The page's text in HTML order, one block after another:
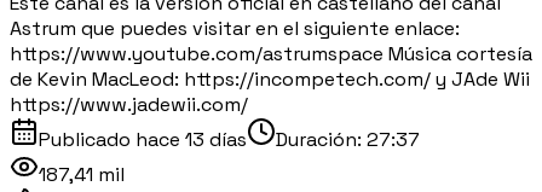
Astrum que puedes visitar en el siguiente enlace:
https://www.youtube.com/astrumspace Música cortesía
de Kevin MacLeod: https://incompetech.com/ y JAde Wii
https://www.jadewii.com/
Publicado hace 13 días Duración: 27:37
187,41 mil